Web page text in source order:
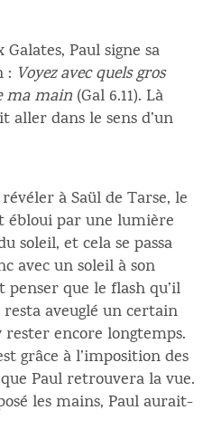
Paul signe sa
: Voyez avec quels gros
ma main (Gal 6.11). Là
aller dans le sens d’un
à Saül de Tarse, le
ébloui par une lumière
soleil, et cela se passa
avec un soleil à son
penser que le flash qu’il
aveuglé un certain
encore longtemps.
grâce à l’imposition des
Paul retrouvera la vue.
les mains, Paul aurait-